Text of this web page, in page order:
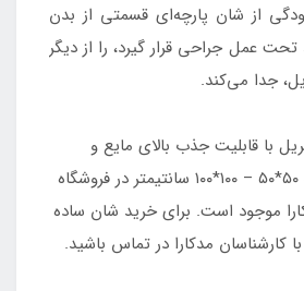
از شان پارچه‌ای قسمتی از بدن
عمل جراحی قرار گیرد، را از دیگر
جدا می‌کند.
با قابلیت جذب بالای مایع و
ترشحات در دو اندازه ۵۰*۵۰ – ۱۰۰*۱۰۰ سانتیمتر در فروشگاه
موجود است. برای خرید شان ساده
کارشناسان مدکارا در تماس باشید.